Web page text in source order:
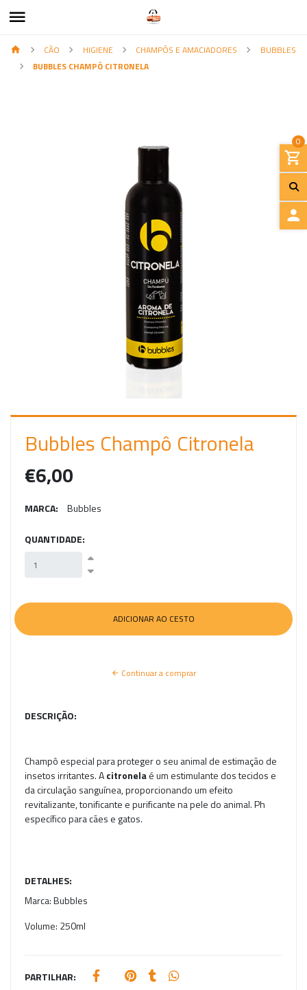
0
CÃO HIGIENE CHAMPÔS E AMACIADORES
BUBBLES
BUBBLES CHAMPÔ CITRONELA
Bubbles Champô Citronela
€6,00
MARCA: Bubbles
QUANTIDADE:
Continuar a comprar
DESCRIÇÃO:
Champô especial para proteger o seu animal de estimação de
insetos irritantes. Acitronelaé um estimulante dos tecidos e
da circulação sanguínea, proporcionando um efeito
revitalizante, tonificante e purificante na pele do animal. Ph
específico para cães e gatos.
DETALHES:
Marca:Bubbles
Volume: 250ml
PARTILHAR: